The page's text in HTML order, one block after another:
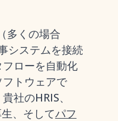
多くの場合
システムを接続
ローを自動化
トウェアで
社のHRIS、
、そしてパフ